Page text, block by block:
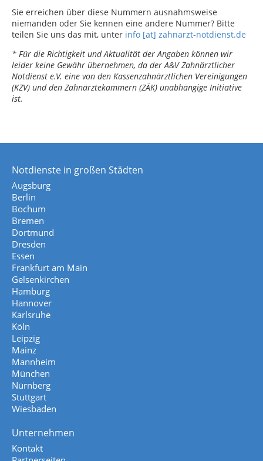
Sie erreichen über diese Nummern ausnahmsweise
niemanden oder Sie kennen eine andere Nummer? Bitte
teilen Sie uns das mit, unter info [at] zahnarzt-notdienst.de
* Für die Richtigkeit und Aktualität der Angaben können wir
leider keine Gewähr übernehmen, da der A&V Zahnärztlicher
Notdienst e.V. eine von den Kassenzahnärztlichen Vereinigungen
(KZV) und den Zahnärztekammern (ZÄK) unabhängige Initiative
ist.
Notdienste in großen Städten
Augsburg
Berlin
Bochum
Bremen
Dortmund
Dresden
Essen
Frankfurt am Main
Gelsenkirchen
Hamburg
Hannover
Karlsruhe
Köln
Leipzig
Mainz
Mannheim
München
Nürnberg
Stuttgart
Wiesbaden
Unternehmen
Kontakt